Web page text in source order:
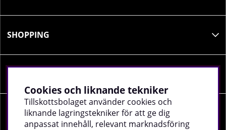
SHOPPING
SOCIALA MEDIER
Cookies och liknande tekniker
Tillskottsbolaget använder cookies och
liknande lagringstekniker för att ge dig
anpassat innehåll, relevant marknadsföring